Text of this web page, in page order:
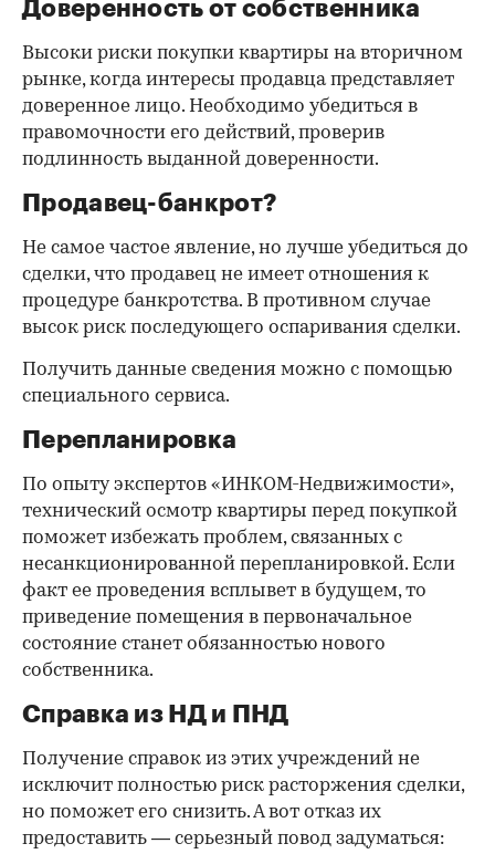
Доверенность от собственника
Высоки риски покупки квартиры на вторичном
рынке, когда интересы продавца представляет
доверенное лицо. Необходимо убедиться в
правомочности его действий, проверив
подлинность выданной доверенности.
Продавец-банкрот?
Не самое частое явление, но лучше убедиться до
сделки, что продавец не имеет отношения к
процедуре банкротства. В противном случае
высок риск последующего оспаривания сделки.
Получить данные сведения можно с помощью
специального сервиса.
Перепланировка
По опыту экспертов «ИНКОМ-Недвижимости»,
технический осмотр квартиры перед покупкой
поможет избежать проблем, связанных с
несанкционированной перепланировкой. Если
факт ее проведения всплывет в будущем, то
приведение помещения в первоначальное
состояние станет обязанностью нового
собственника.
Справка из НД и ПНД
Получение справок из этих учреждений не
исключит полностью риск расторжения сделки,
но поможет его снизить. А вот отказ их
предоставить — серьезный повод задуматься: